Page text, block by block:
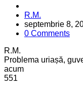
Posted
by
R.M.
septembrie 8,
0 Comments
R.M.
Problema uriașă,
acum
551